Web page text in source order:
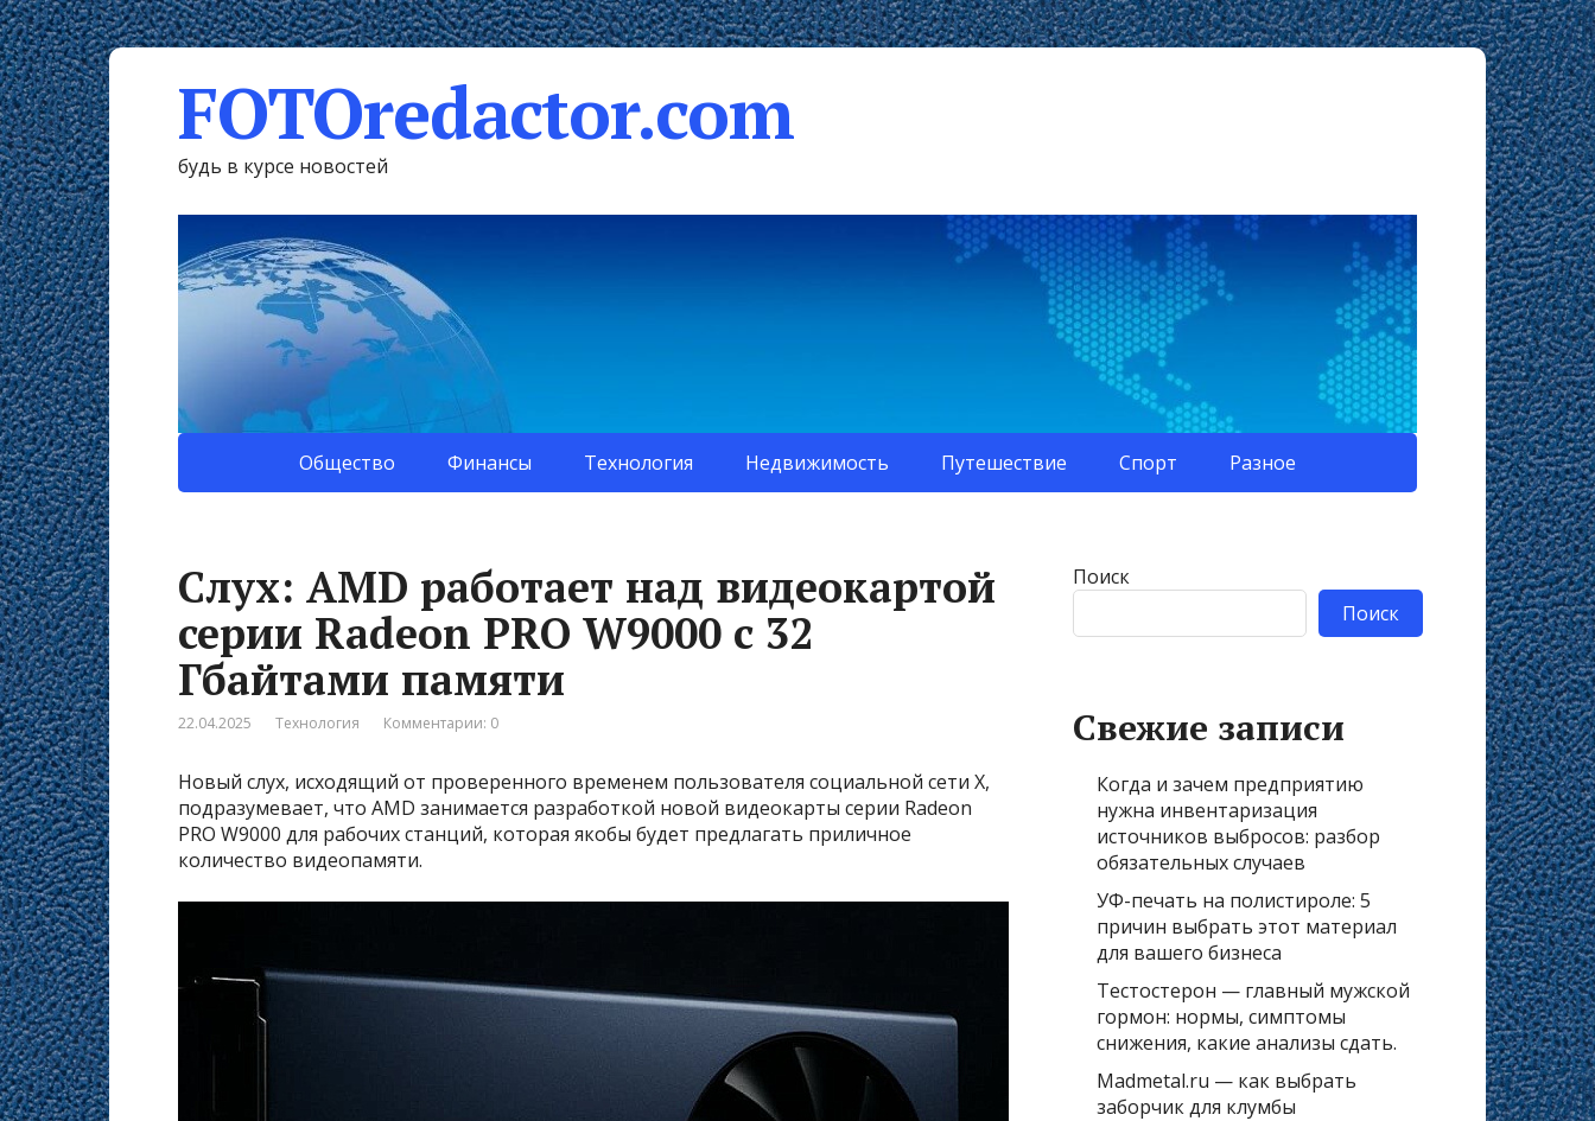
FOTOredactor.com
будь в курсе новостей
Общество Финансы Технология Недвижимость Путешествие Спорт Разное
Слух: AMD работает над видеокартой
серии Radeon PRO W9000 с 32
Гбайтами памяти
22.04.2025 Технология Комментарии: 0
Новый слух, исходящий от проверенного временем пользователя социальной сети Х,
подразумевает, что AMD занимается разработкой новой видеокарты серии Radeon
PRO W9000 для рабочих станций, которая якобы будет предлагать приличное
количество видеопамяти.
Поиск
Поиск
Свежие записи
Когда и зачем предприятию
нужна инвентаризация
источников выбросов: разбор
обязательных случаев
УФ-печать на полистироле: 5
причин выбрать этот материал
для вашего бизнеса
Тестостерон — главный мужской
гормон: нормы, симптомы
снижения, какие анализы сдать.
Madmetal.ru — как выбрать
заборчик для клумбы